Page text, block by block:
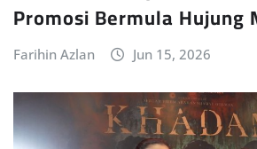
Promosi Bermula Hujung
Farihin Azlan Jun 15, 2026